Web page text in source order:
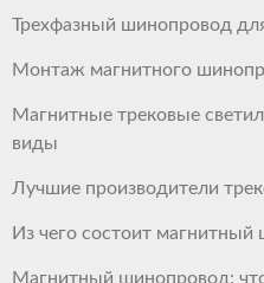
Трехфазный шинопровод
Монтаж магнитного
Магнитные трековые
виды
Лучшие производители
Из чего состоит магнитный
Магнитный шинопровод: